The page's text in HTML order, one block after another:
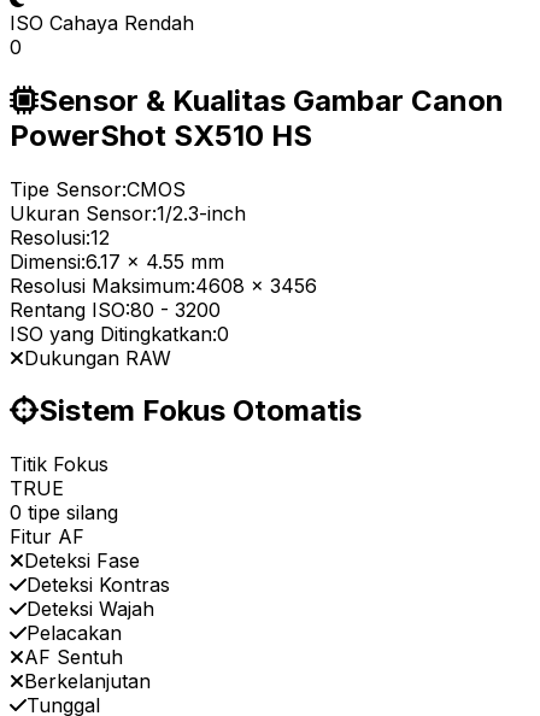
ISO Cahaya Rendah
0
Sensor & Kualitas Gambar Canon
PowerShot SX510 HS
Tipe Sensor:CMOS
Ukuran Sensor:1/2.3-inch
Resolusi:12
Dimensi:6.17 x 4.55 mm
Resolusi Maksimum:4608 x 3456
Rentang ISO:80 - 3200
ISO yang Ditingkatkan:0
Dukungan RAW
Sistem Fokus Otomatis
Titik Fokus
TRUE
0 tipe silang
Fitur AF
Deteksi Fase
Deteksi Kontras
Deteksi Wajah
Pelacakan
AF Sentuh
Berkelanjutan
Tunggal